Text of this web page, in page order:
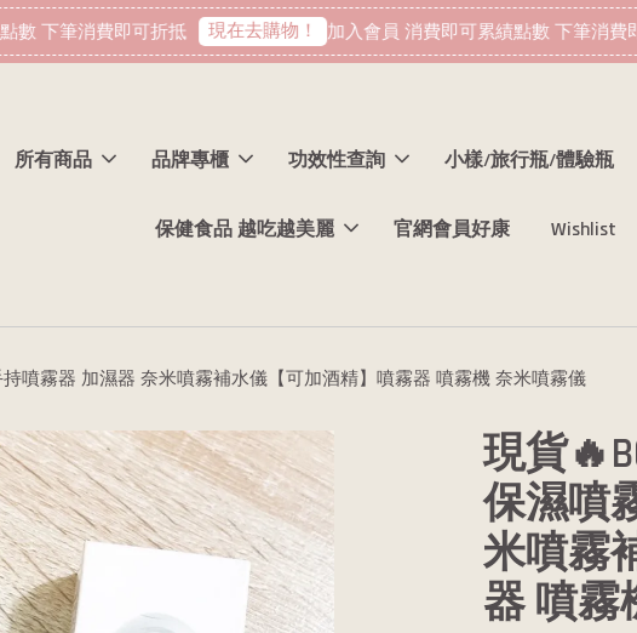
下筆消費即可折抵 現在去購物！ 加入會員 消費即可累績點數 下筆消費即
所有商品 品牌專櫃 功效性查詢 小樣/旅行瓶/體驗瓶
保健食品 越吃越美麗 官網會員好康 Wishlist
噴霧器 加濕器 奈米噴霧補水儀【可加酒精】噴霧器 噴霧機 奈米噴霧儀
現貨
保濕噴
米噴霧
器 噴霧